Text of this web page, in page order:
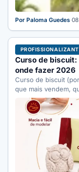
Por Paloma Guedes·
Curso de biscuit:
onde fazer 2026
Curso de biscuit
que mais vendem,